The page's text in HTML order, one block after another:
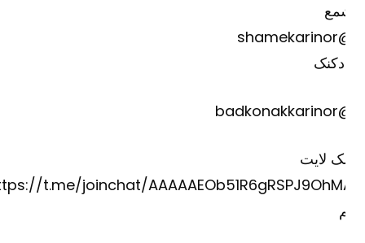
لایت
https://t.me/joinchat/